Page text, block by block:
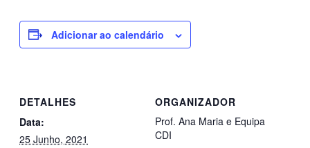
Adicionar ao calendário
DETALHES
Data:
25 Junho, 2021
ORGANIZADOR
Prof. Ana Maria e Equipa
CDI